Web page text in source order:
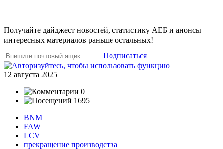
Получайте дайджест новостей, статистику АЕБ и анонсы
интересных материалов раньше остальных!
Подписаться
12 августа 2025
0
1695
BNM
FAW
LCV
прекращение производства